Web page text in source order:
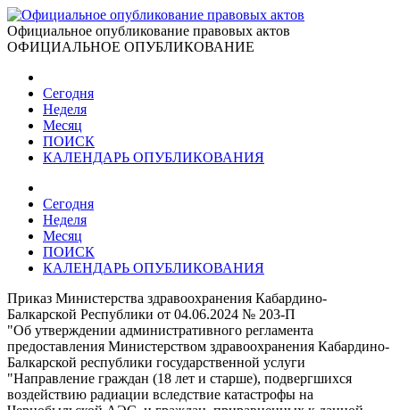
Официальное опубликование правовых актов
ОФИЦИАЛЬНОЕ ОПУБЛИКОВАНИЕ
Сегодня
Неделя
Месяц
ПОИСК
КАЛЕНДАРЬ ОПУБЛИКОВАНИЯ
Сегодня
Неделя
Месяц
ПОИСК
КАЛЕНДАРЬ ОПУБЛИКОВАНИЯ
Приказ Министерства здравоохранения Кабардино-
Балкарской Республики от 04.06.2024 № 203-П
"Об утверждении административного регламента
предоставления Министерством здравоохранения Кабардино-
Балкарской республики государственной услуги
"Направление граждан (18 лет и старше), подвергшихся
воздействию радиации вследствие катастрофы на